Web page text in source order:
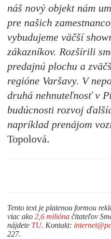
náš nový objekt nám
pre našich
vybudujeme väčší
zákazníkov. Rozšírili
predajnú plochu a
regióne Varšavy. V
druhá nehnuteľnosť v
budúcnosti rozvoj
napríklad prenájom
Topolová.
Tento text je platenou formou
viac ako 2,6 milióna čitateľov
nájdete TU. Kontakt:
227.